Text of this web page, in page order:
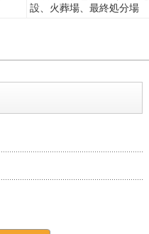
設、火葬場、最終処分場